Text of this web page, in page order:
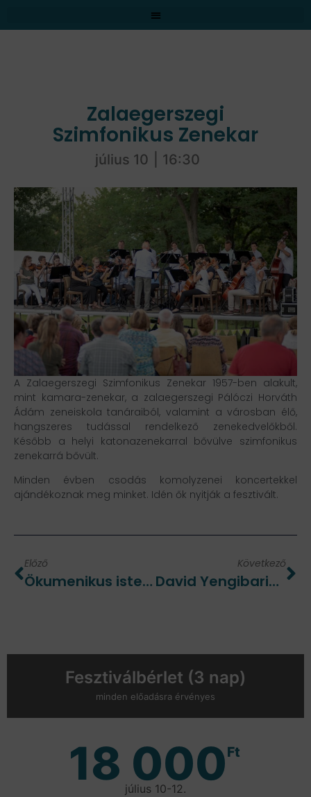
Zalaegerszegi
Szimfonikus Zenekar
július 10 16:30
A Zalaegerszegi Szimfonikus Zenekar 1957-ben alakult,
mint kamara-zenekar, a zalaegerszegi Pálóczi Horváth
Ádám zeneiskola tanáraiból, valamint a városban élő,
hangszeres tudással rendelkező zenekedvelőkből.
Később a helyi katonazenekarral bővülve szimfonikus
zenekarrá bővült.
Minden évben csodás komolyzenei koncertekkel
ajándékoznak meg minket. Idén ők nyitják a fesztivált.
Előző
Ökumenikus istentisztelet
Következő
David Yengibarian
Fesztiválbérlet (3 nap)
minden előadásra érvényes
18 000Ft
július 10-12.